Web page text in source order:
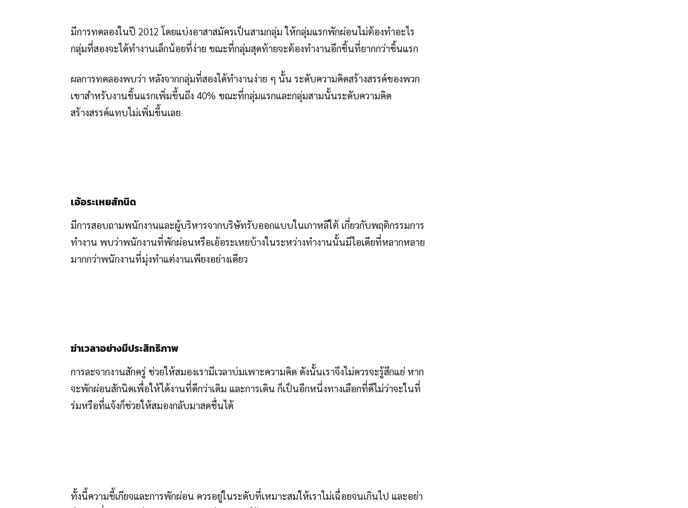
มีการทดลองในปี 2012 โดยแบ่งอาสาสมัครเป็นสามกลุ่ม ให้กลุ่มแรกพักผ่อนไม่ต้องทำอะไร
กลุ่มที่สองจะได้ทำงานเล็กน้อยที่ง่าย ขณะที่กลุ่มสุดท้ายจะต้องทำงานอีกชิ้นที่ยากกว่าชิ้นแรก
ผลการทดลองพบว่า หลังจากกลุ่มที่สองได้ทำงานง่าย ๆ นั้น ระดับความคิดสร้างสรรค์ของพวก
เขาสำหรับงานชิ้นแรกเพิ่มขึ้นถึง 40% ขณะที่กลุ่มแรกและกลุ่มสามนั้นระดับความคิด
สร้างสรรค์แทบไม่เพิ่มขึ้นเลย
เอ้อระเหยสักนิด
มีการสอบถามพนักงานและผู้บริหารจากบริษัทรับออกแบบในเกาหลีใต้ เกี่ยวกับพฤติกรรมการ
ทำงาน พบว่าพนักงานที่พักผ่อนหรือเอ้อระเหยบ้างในระหว่างทำงานนั้นมีไอเดียที่หลากหลาย
มากกว่าพนักงานที่มุ่งทำแต่งานเพียงอย่างเดียว
ฆ่าเวลาอย่างมีประสิทธิภาพ
การละจากงานสักครู่ ช่วยให้สมองเรามีเวลาบ่มเพาะความคิด ดังนั้นเราจึงไม่ควรจะรู้สึกแย่ หาก
จะพักผ่อนสักนิดเพื่อให้ได้งานที่ดีกว่าเดิม และการเดิน ก็เป็นอีกหนึ่งทางเลือกที่ดีไม่ว่าจะในที่
ร่มหรือที่แจ้งก็ช่วยให้สมองกลับมาสดชื่นได้
ทั้งนี้ความขี้เกียจและการพักผ่อน ควรอยู่ในระดับที่เหมาะสมให้เราไม่เฉื่อยจนเกินไป และอย่า